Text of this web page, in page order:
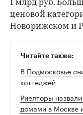
1 млрд руб.
ценовой
Новорижском и
Читайте также:
В Подмосковье
коттеджей
Риелторы
домами в Москве